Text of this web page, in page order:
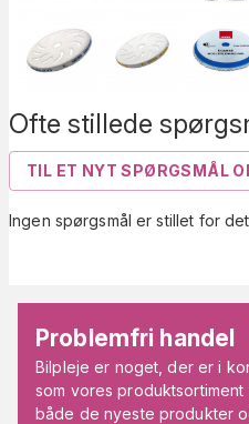
Ofte stillede
TIL ET NYT SPØRGSMÅL
Ingen spørgsmål er stillet for
Problemfri handel
Bilpleje er noget, der er i
som vores
både de nyeste produkter